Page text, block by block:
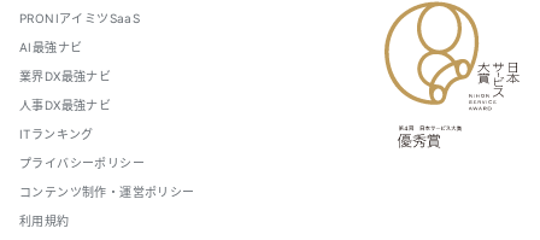
PRONIアイミツSaaS
AI最強ナビ
業界DX最強ナビ
人事DX最強ナビ
ITランキング
プライバシーポリシー
コンテンツ制作・運営ポリシー
利用規約